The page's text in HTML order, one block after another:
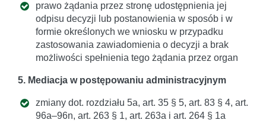
prawo żądania przez stronę udostępnienia jej
odpisu decyzji lub postanowienia w sposób i w
formie określonych we wniosku w przypadku
zastosowania zawiadomienia o decyzji a brak
możliwości spełnienia tego żądania przez organ
5. Mediacja w postępowaniu administracyjnym
zmiany dot. rozdziału 5a, art. 35 § 5, art. 83 § 4, art.
96a–96n, art. 263 § 1, art. 263a i art. 264 § 1a